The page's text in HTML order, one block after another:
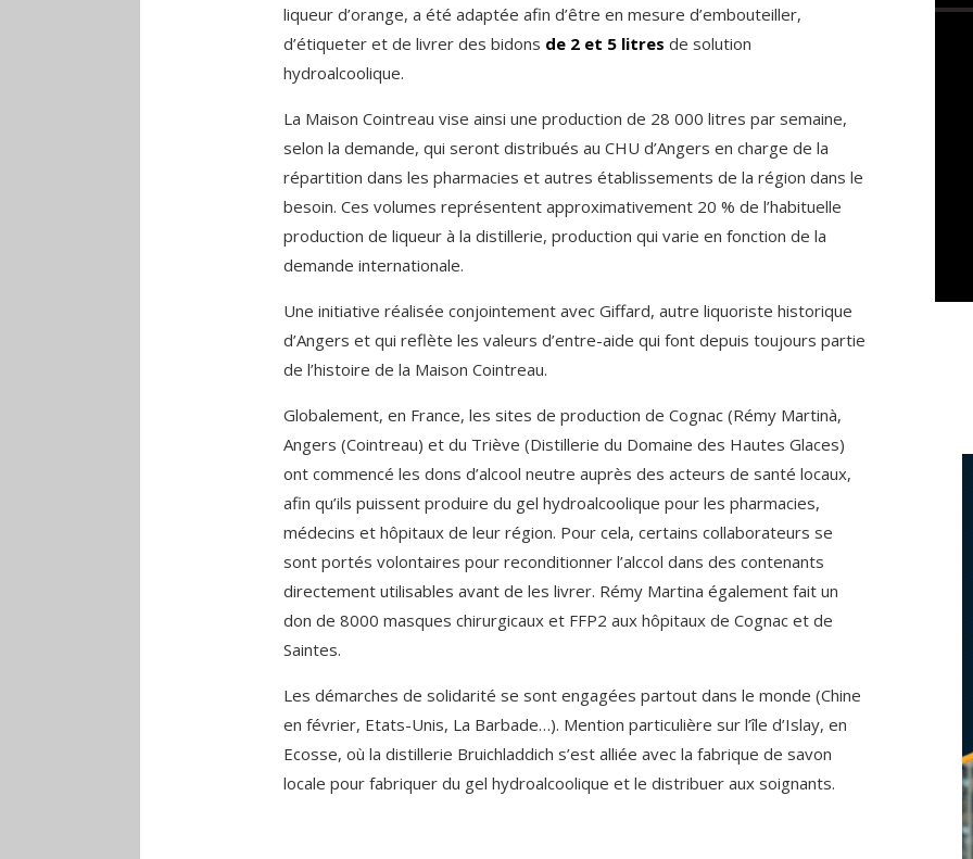
liqueur d’orange, a été adaptée afin d’être en mesure d’embouteiller,
d’étiqueter et de livrer des bidons de 2 et 5 litres de solution
hydroalcoolique.
La Maison Cointreau vise ainsi une production de 28 000 litres par semaine,
selon la demande, qui seront distribués au CHU d’Angers en charge de la
répartition dans les pharmacies et autres établissements de la région dans le
besoin. Ces volumes représentent approximativement 20 % de l’habituelle
production de liqueur à la distillerie, production qui varie en fonction de la
demande internationale.
Une initiative réalisée conjointement avec Giffard, autre liquoriste historique
d’Angers et qui reflète les valeurs d’entre-aide qui font depuis toujours partie
de l’histoire de la Maison Cointreau.
Globalement, en France, les sites de production de Cognac (Rémy Martinà,
Angers (Cointreau) et du Triève (Distillerie du Domaine des Hautes Glaces)
ont commencé les dons d’alcool neutre auprès des acteurs de santé locaux,
afin qu’ils puissent produire du gel hydroalcoolique pour les pharmacies,
médecins et hôpitaux de leur région. Pour cela, certains collaborateurs se
sont portés volontaires pour reconditionner l’alccol dans des contenants
directement utilisables avant de les livrer. Rémy Martina également fait un
don de 8000 masques chirurgicaux et FFP2 aux hôpitaux de Cognac et de
Saintes.
Les démarches de solidarité se sont engagées partout dans le monde (Chine
en février, Etats-Unis, La Barbade…). Mention particulière sur l’île d’Islay, en
Ecosse, où la distillerie Bruichladdich s’est alliée avec la fabrique de savon
locale pour fabriquer du gel hydroalcoolique et le distribuer aux soignants.